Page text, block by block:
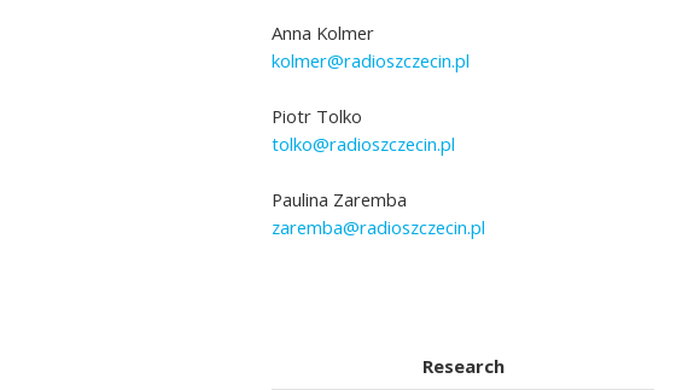
Anna Kolmer
kolmer@radioszczecin.pl
Piotr Tolko
tolko@radioszczecin.pl
Paulina Zaremba
zaremba@radioszczecin.pl
Research